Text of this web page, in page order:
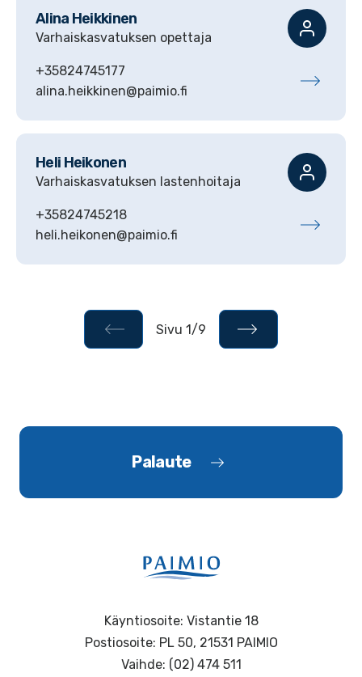
Alina Heikkinen
Varhaiskasvatuksen opettaja
+35824745177
alina.heikkinen@paimio.fi
Heli Heikonen
Varhaiskasvatuksen lastenhoitaja
+35824745218
heli.heikonen@paimio.fi
Sivu 1/9
Palaute
Käyntiosoite: Vistantie 18
Postiosoite: PL 50, 21531 PAIMIO
Vaihde: (02) 474 511